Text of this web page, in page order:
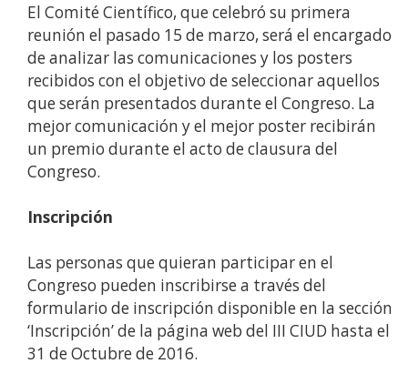
El Comité Científico, que celebró su primera
reunión el pasado 15 de marzo, será el encargado
de analizar las comunicaciones y los posters
recibidos con el objetivo de seleccionar aquellos
que serán presentados durante el Congreso. La
mejor comunicación y el mejor poster recibirán
un premio durante el acto de clausura del
Congreso.
Inscripción
Las personas que quieran participar en el
Congreso pueden inscribirse a través del
formulario de inscripción disponible en la sección
‘Inscripción’ de la página web del III CIUD hasta el
31 de Octubre de 2016.